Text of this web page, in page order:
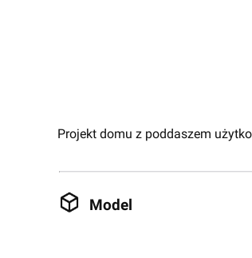
Projekt domu z poddaszem
Model